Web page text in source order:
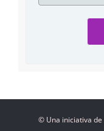
© Una iniciativa de